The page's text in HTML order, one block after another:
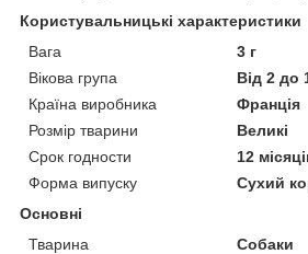
Користувальницькі характеристики
Вага
3 г
Вікова група
Від 2 до
Країна виробника
Франція
Розмір тварини
Великі
Срок годности
12
Форма випуску
Сухий
Основні
Тварина
Собаки